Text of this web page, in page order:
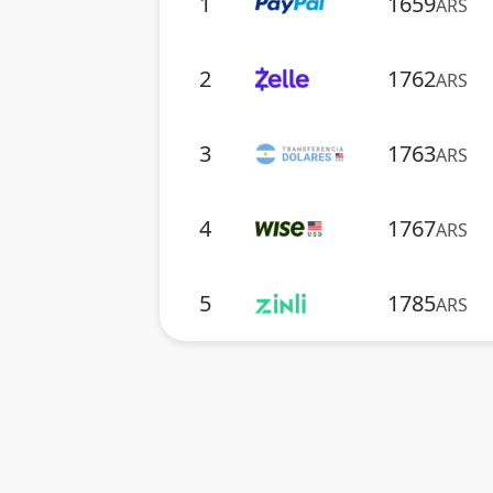
ARS
2 1762ARS
3 1763ARS
4 1767ARS
5 1785ARS